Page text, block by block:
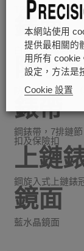
T201型自動上鏈
錶面
白色，浮雕裝飾
防水
防水深達100米
錶帶
鋼錶帶，7排鏈
扣及保險扣
上鏈
鋼旋入式上鏈錶
鏡面
藍水晶鏡面
本網站使用
提供最相關的
用所有 cookie
設定，方法是
Cookie 設置